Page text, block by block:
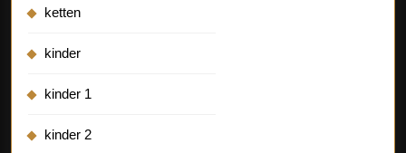
ketten
kinder
kinder 1
kinder 2